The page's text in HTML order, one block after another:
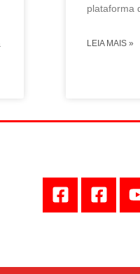
plataforma
LEIA MAIS »